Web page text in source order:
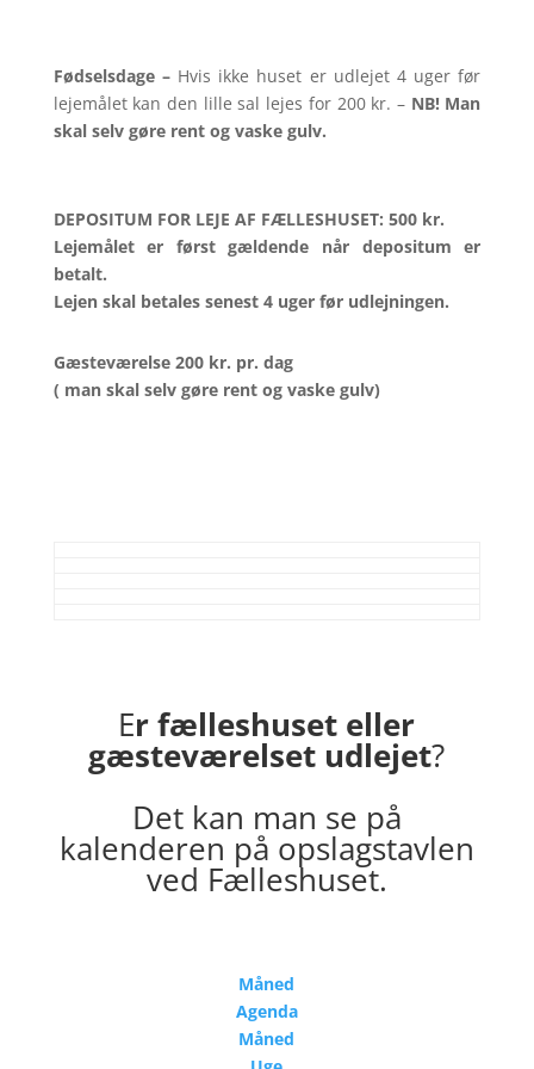
Fødselsdage – Hvis ikke huset er udlejet 4 uger før
lejemålet kan den lille sal lejes for 200 kr. – NB! Man
skal selv gøre rent og vaske gulv.
DEPOSITUM FOR LEJE AF FÆLLESHUSET: 500 kr.
Lejemålet er først gældende når depositum er
betalt.
Lejen skal betales senest 4 uger før udlejningen.
Gæsteværelse 200 kr. pr. dag
( man skal selv gøre rent og vaske gulv)
Er fælleshuset eller
gæsteværelset udlejet?
Det kan man se på
kalenderen på opslagstavlen
ved Fælleshuset.
Måned
Agenda
Måned